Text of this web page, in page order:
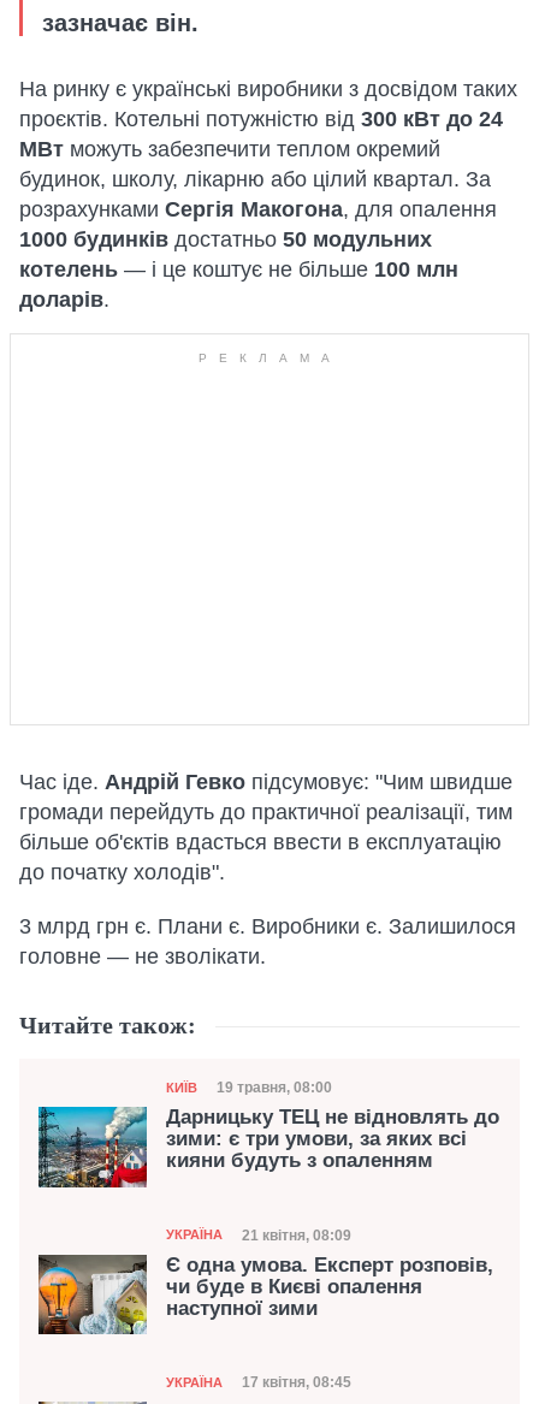
зазначає він.
На ринку є українські виробники з досвідом таких
проєктів. Котельні потужністю від 300 кВт до 24
МВт можуть забезпечити теплом окремий
будинок, школу, лікарню або цілий квартал. За
розрахунками Сергія Макогона, для опалення
1000 будинків достатньо 50 модульних
котелень — і це коштує не більше 100 млн
доларів.
Час іде. Андрій Гевко підсумовує: "Чим швидше
громади перейдуть до практичної реалізації, тим
більше об'єктів вдасться ввести в експлуатацію
до початку холодів".
3 млрд грн є. Плани є. Виробники є. Залишилося
головне — не зволікати.
Читайте також:
Категорія
КИЇВ Дата публікації
19 травня, 08:00
Дарницьку ТЕЦ не відновлять до
зими: є три умови, за яких всі
кияни будуть з опаленням
Категорія
УКРАЇНА Дата публікації
21 квітня, 08:09
Є одна умова. Експерт розповів,
чи буде в Києві опалення
наступної зими
Категорія
УКРАЇНА Дата публікації
17 квітня, 08:45